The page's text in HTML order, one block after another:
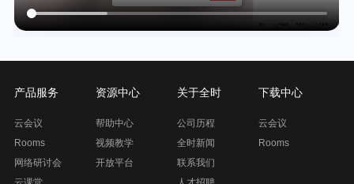
产品服务
云会议
Rooms
网络研讨会
资源中心
帮助中心
视频教学
开放平台
关于全时
公司历程
全时新闻
联系我们
下载中心
云会议
Rooms